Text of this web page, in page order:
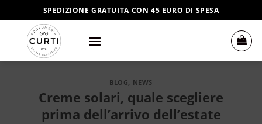
ai
contenuti
SPEDIZIONE GRATUITA CON 45 EURO DI SPESA
BLOG, NEWS
Creme solari, quale scegliere
prima dell’arrivo dell’estate